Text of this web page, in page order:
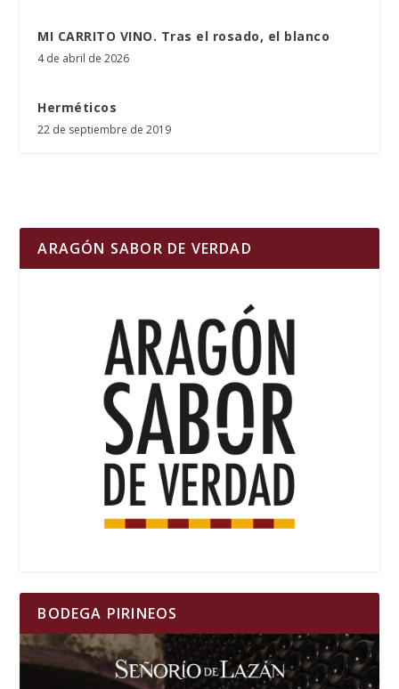
MI CARRITO VINO. Tras el rosado, el blanco
4 de abril de 2026
Herméticos
22 de septiembre de 2019
ARAGÓN SABOR DE VERDAD
BODEGA PIRINEOS